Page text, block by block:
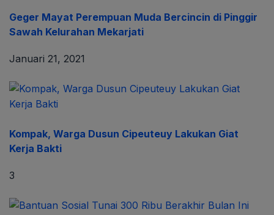
Geger Mayat Perempuan Muda Bercincin di Pinggir
Sawah Kelurahan Mekarjati
Januari 21, 2021
Kompak, Warga Dusun Cipeuteuy Lakukan Giat
Kerja Bakti
3